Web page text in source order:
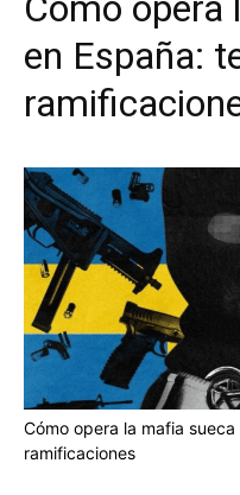
en España:
Cómo opera la mafia
ramificaciones